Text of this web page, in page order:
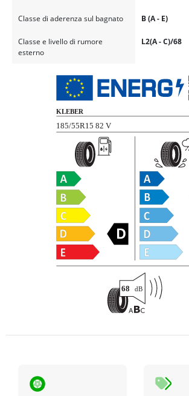
Classe di aderenza sul bagnato B (A - E)
Classe e livello di rumore
esterno
L2(A - C)/68